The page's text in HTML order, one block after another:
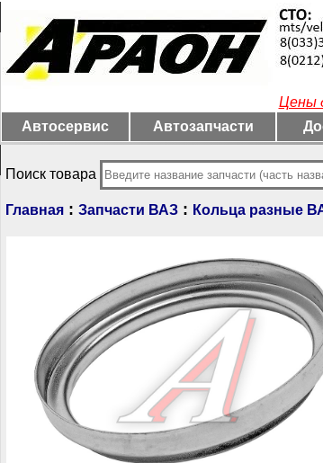
Цены
Автосервис
Автозапчасти
Поиск товара
Главная : Запчасти ВАЗ : Кольца разные